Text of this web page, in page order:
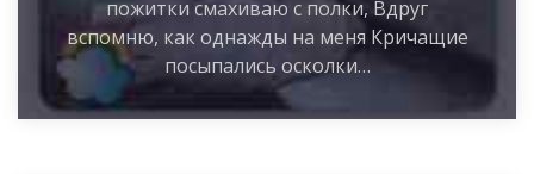
пожитки смахиваю с полки, Вдруг
вспомню, как однажды на меня Кричащие
посыпались осколки…